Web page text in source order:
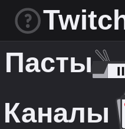
Пасты
Каналы